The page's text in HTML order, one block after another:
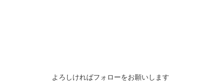
よろしければフォローをお願いします